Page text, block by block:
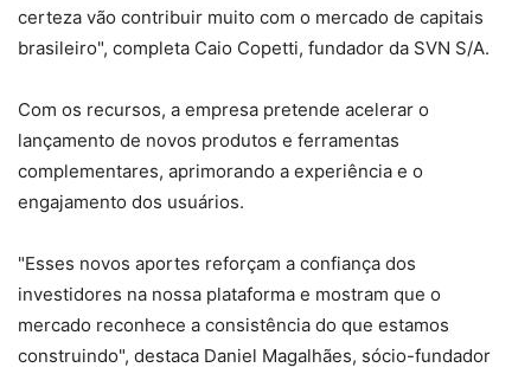
certeza vão contribuir muito com o mercado de capitais
brasileiro", completa Caio Copetti, fundador da SVN S/A.
Com os recursos, a empresa pretende acelerar o
lançamento de novos produtos e ferramentas
complementares, aprimorando a experiência e o
engajamento dos usuários.
"Esses novos aportes reforçam a confiança dos
investidores na nossa plataforma e mostram que o
mercado reconhece a consistência do que estamos
construindo", destaca Daniel Magalhães, sócio-fundador